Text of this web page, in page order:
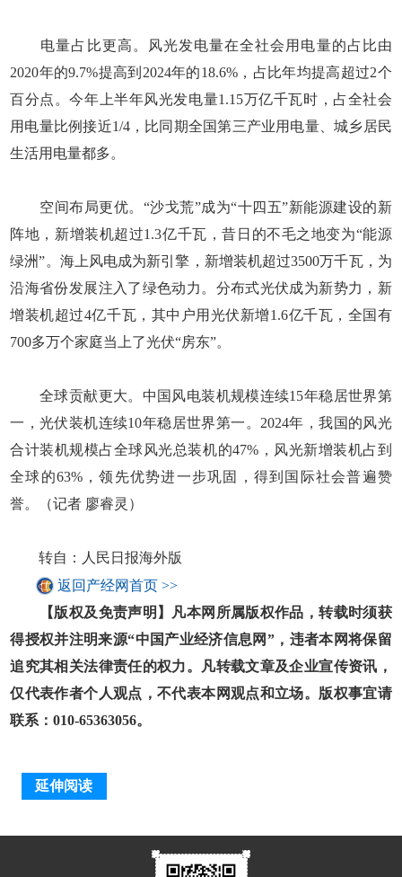
电量占比更高。风光发电量在全社会用电量的占比由
2020年的9.7%提高到2024年的18.6%，占比年均提高超过2个
百分点。今年上半年风光发电量1.15万亿千瓦时，占全社会
用电量比例接近1/4，比同期全国第三产业用电量、城乡居民
生活用电量都多。
空间布局更优。“沙戈荒”成为“十四五”新能源建设的新
阵地，新增装机超过1.3亿千瓦，昔日的不毛之地变为“能源
绿洲”。海上风电成为新引擎，新增装机超过3500万千瓦，为
沿海省份发展注入了绿色动力。分布式光伏成为新势力，新
增装机超过4亿千瓦，其中户用光伏新增1.6亿千瓦，全国有
700多万个家庭当上了光伏“房东”。
全球贡献更大。中国风电装机规模连续15年稳居世界第
一，光伏装机连续10年稳居世界第一。2024年，我国的风光
合计装机规模占全球风光总装机的47%，风光新增装机占到
全球的63%，领先优势进一步巩固，得到国际社会普遍赞
誉。（记者 廖睿灵）
转自：人民日报海外版
返回产经网首页 >>
【版权及免责声明】凡本网所属版权作品，转载时须获
得授权并注明来源“中国产业经济信息网”，违者本网将保留
追究其相关法律责任的权力。凡转载文章及企业宣传资讯，
仅代表作者个人观点，不代表本网观点和立场。版权事宜请
联系：010-65363056。
延伸阅读